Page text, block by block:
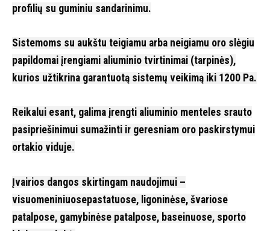
profilių su guminiu sandarinimu.
Sistemoms su aukštu teigiamu arba neigiamu oro slėgiu
papildomai įrengiami aliuminio tvirtinimai (tarpinės),
kurios užtikrina garantuotą sistemų veikimą iki 1200 Pa.
Reikalui esant, galima įrengti aliuminio menteles srauto
pasipriešinimui sumažinti ir geresniam oro paskirstymui
ortakio viduje.
Įvairios dangos skirtingam naudojimui –
visuomeniniuosepastatuose, ligoninėse, švariose
patalpose, gamybinėse patalpose, baseinuose, sporto